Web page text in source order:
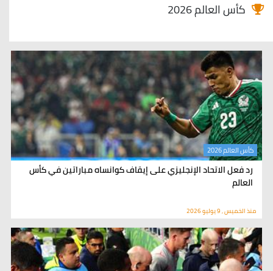
كأس العالم 2026
رد فعل الاتحاد الإنجليزي على إيقاف كوانساه مباراتين في كأس
العالم
كأس العالم 2026
منذ الخميس , 9 يوليو 2026